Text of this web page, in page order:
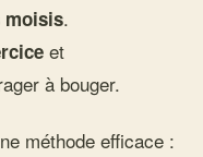
moisis.
et
à bouger.
méthode efficace :